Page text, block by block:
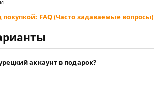
FAQ (Часто задаваемые вопросы)
аккаунт в подарок?